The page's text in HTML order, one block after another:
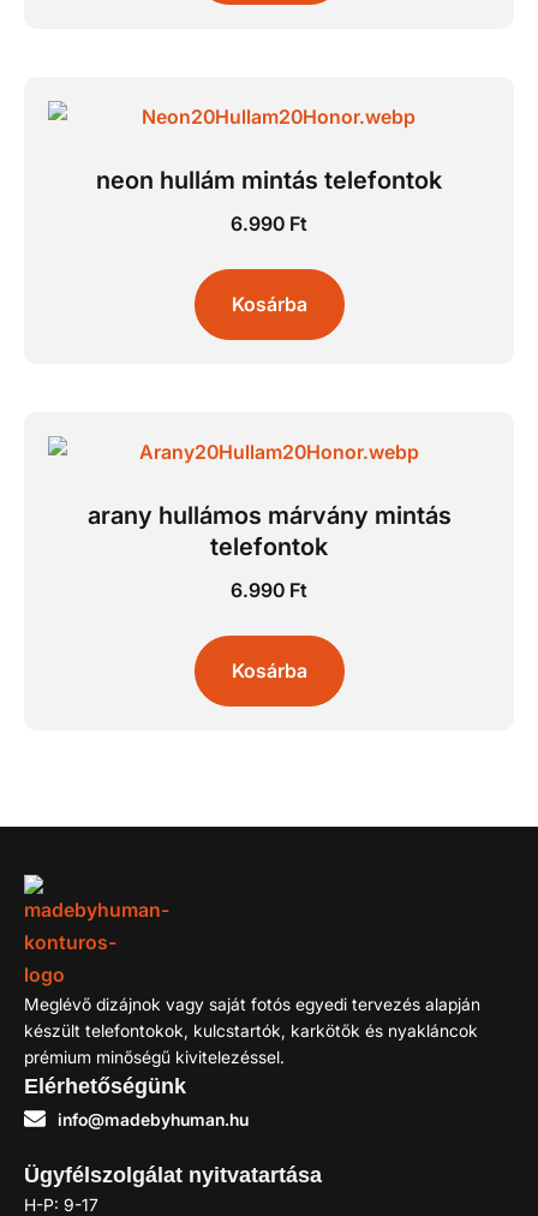
neon hullám mintás telefontok
6.990 Ft
Kosárba
arany hullámos márvány mintás
telefontok
6.990 Ft
Kosárba
Meglévő dizájnok vagy saját fotós egyedi tervezés alapján
készült telefontokok, kulcstartók, karkötők és nyakláncok
prémium minőségű kivitelezéssel.
Elérhetőségünk
info@madebyhuman.hu
Ügyfélszolgálat nyitvatartása
H-P: 9-17